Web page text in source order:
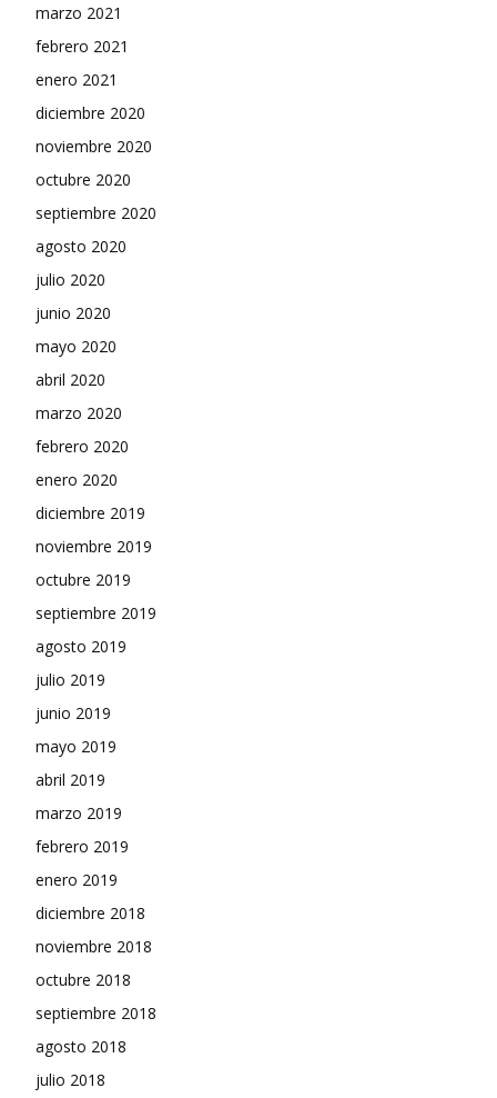
marzo 2021
febrero 2021
enero 2021
diciembre 2020
noviembre 2020
octubre 2020
septiembre 2020
agosto 2020
julio 2020
junio 2020
mayo 2020
abril 2020
marzo 2020
febrero 2020
enero 2020
diciembre 2019
noviembre 2019
octubre 2019
septiembre 2019
agosto 2019
julio 2019
junio 2019
mayo 2019
abril 2019
marzo 2019
febrero 2019
enero 2019
diciembre 2018
noviembre 2018
octubre 2018
septiembre 2018
agosto 2018
julio 2018